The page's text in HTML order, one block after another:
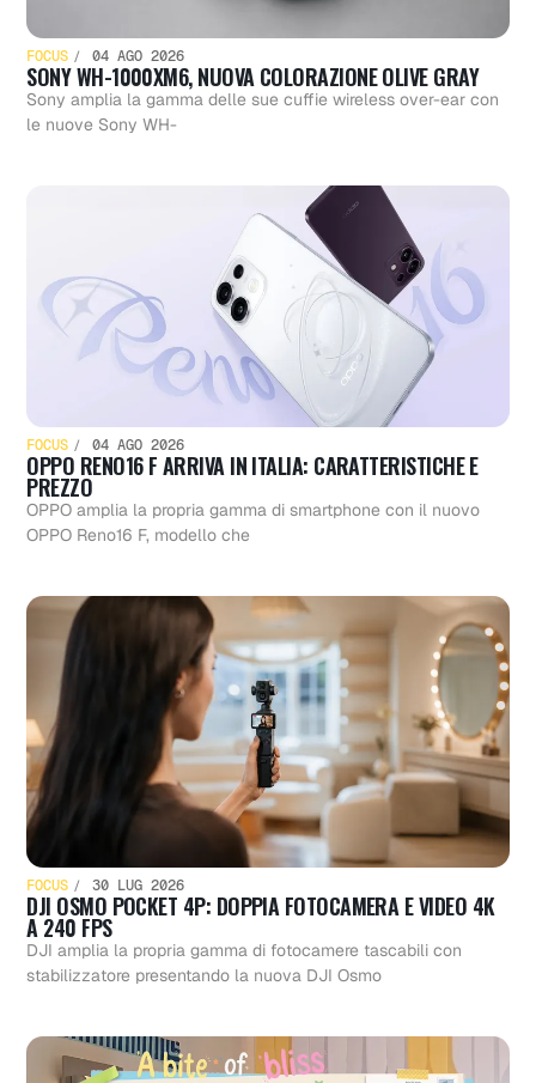
FOCUS 04 AGO 2026
SONY WH-1000XM6, NUOVA COLORAZIONE OLIVE GRAY
Sony amplia la gamma delle sue cuffie wireless over-ear con
le nuove Sony WH-
FOCUS 04 AGO 2026
OPPO RENO16 F ARRIVA IN ITALIA: CARATTERISTICHE E
PREZZO
OPPO amplia la propria gamma di smartphone con il nuovo
OPPO Reno16 F, modello che
FOCUS 30 LUG 2026
DJI OSMO POCKET 4P: DOPPIA FOTOCAMERA E VIDEO 4K
A 240 FPS
DJI amplia la propria gamma di fotocamere tascabili con
stabilizzatore presentando la nuova DJI Osmo